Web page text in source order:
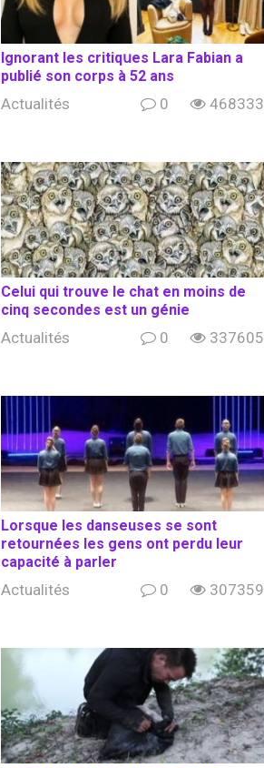
Ignorant les сritiqսеs Lara Fabian a
publié son соrрs à 52 ans
Actualités 0 468333
Celui qui trouve le chat en moins de
cinq secondes est un génie
Actualités 0 337605
Lorsque les danseuses se sont
retournées les gens ont perdu leur
capacité à parler
Actualités 0 307359